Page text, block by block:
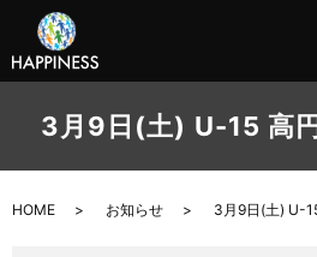
3月9日(土) U-15 高
HOME お知らせ 3月9日(土) U-